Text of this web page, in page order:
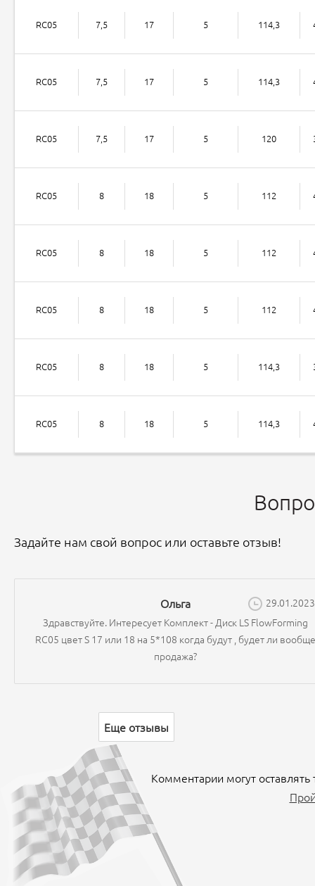
RC05 7,5 17 5 114,3
RC05 7,5 17 5 114,3
RC05 7,5 17 5 120
RC05 8 18 5 112
RC05 8 18 5 112
RC05 8 18 5 112
RC05 8 18 5 114,3
RC05 8 18 5 114,3
Задайте нам свой вопрос или оставьте отзыв!
Ольга
29.01.2023
Здравствуйте. Интересует Комплект - Диск LS FlowForming
RC05 цвет S 17 или 18 на 5*108 когда будут , будет ли вообще
продажа?
Еще отзывы
Комментарии могут